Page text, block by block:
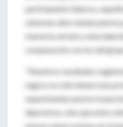
participantes blancos,
síntomas altos tenían peores
memoria verbal y velocidad
comparación con los del
"Nuestros resultados
negros no sólo tienen más
experimentar peores
depresivos, sino que estos